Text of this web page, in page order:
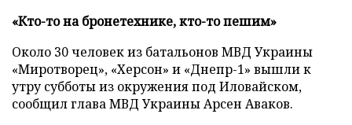
«Кто-то на бронетехнике, кто-то пешим»
Около 30 человек из батальонов МВД Украины
«Миротворец», «Херсон» и «Днепр-1» вышли к
утру субботы из окружения под Иловайском,
сообщил глава МВД Украины Арсен Аваков.